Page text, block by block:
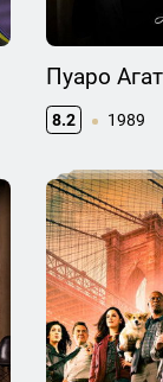
Пуаро
8.2 1989